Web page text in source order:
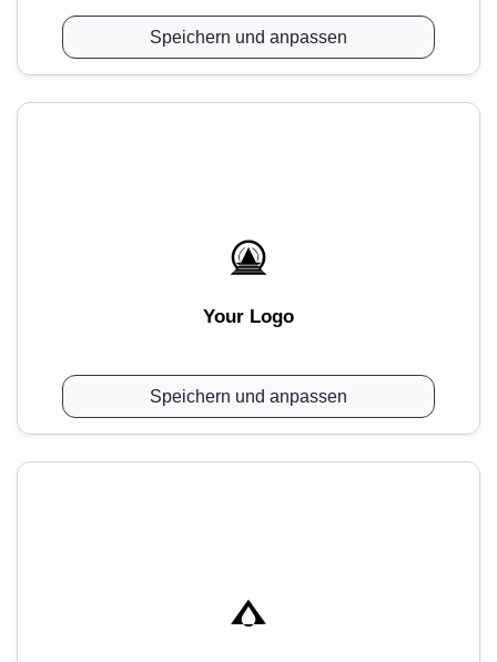
Speichern und anpassen
Your Logo
Speichern und anpassen